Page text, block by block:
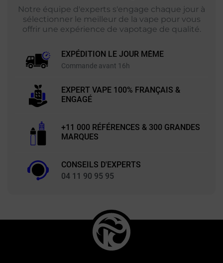
Notre équipe d'experts s'engage chaque jour à
sélectionner le meilleur de la vape pour vous
offrir une expérience de vapotage de qualité.
EXPÉDITION LE JOUR MÊME
Commande avant 16h
EXPERT VAPE 100% FRANÇAIS &
ENGAGÉ
+11 000 RÉFÉRENCES & 300 GRANDES
MARQUES
CONSEILS D'EXPERTS
04 11 90 95 95